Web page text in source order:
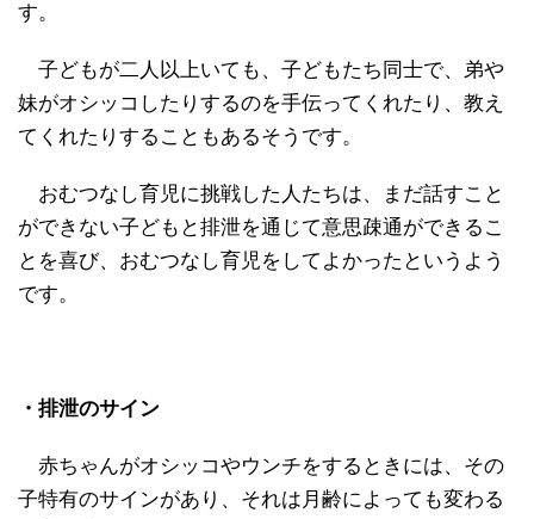
す。
子どもが二人以上いても、子どもたち同士で、弟や
妹がオシッコしたりするのを手伝ってくれたり、教え
てくれたりすることもあるそうです。
おむつなし育児に挑戦した人たちは、まだ話すこと
ができない子どもと排泄を通じて意思疎通ができるこ
とを喜び、おむつなし育児をしてよかったというよう
です。
・排泄のサイン
赤ちゃんがオシッコやウンチをするときには、その
子特有のサインがあり、それは月齢によっても変わる